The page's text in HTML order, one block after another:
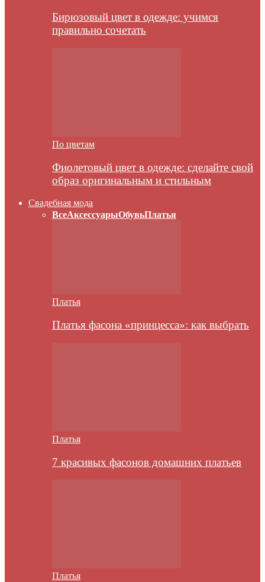
Бирюзовый цвет в одежде: учимся
правильно сочетать
По цветам
Фиолетовый цвет в одежде: сделайте свой
образ оригинальным и стильным
Свадебная мода
ВсеАксессуарыОбувьПлатья
Платья
Платья фасона «принцесса»: как выбрать
Платья
7 красивых фасонов домашних платьев
Платья